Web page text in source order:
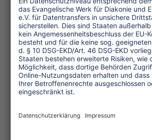
September in Peru ihre Kritik
Verfahrensweise der UNWTO
bekräftigen.
Letter to the UNWTO
Response from the UNWTO